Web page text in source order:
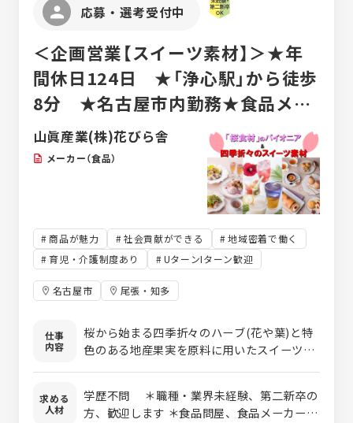
応募・選考受付中
＜企画営業【スイーツ素材】＞★年
間休日124日 ★「浄心駅」から徒歩
8分 ★名古屋市内勤務★食品メー
カー
山眞産業(株)花びら舎
メーカー（食品）
商品が魅力 社会貢献ができる
地域密着で働く
育児・介護制度あり
UターンIターン歓迎
名古屋市 尾張・知多
仕事
内容
桜から始まる四季折々のハーブ(花や葉)と特
色のある地産果実を原料に用いたスイーツ素
カーなどに新たなスイーツの企画・提案や、
カフェチェーンなどの飲食店には新メニュ
求める
人材
学歴不問 ＊職種・業界未経験、第二新卒の
方、歓迎します ＊食品問屋、食品メーカー経